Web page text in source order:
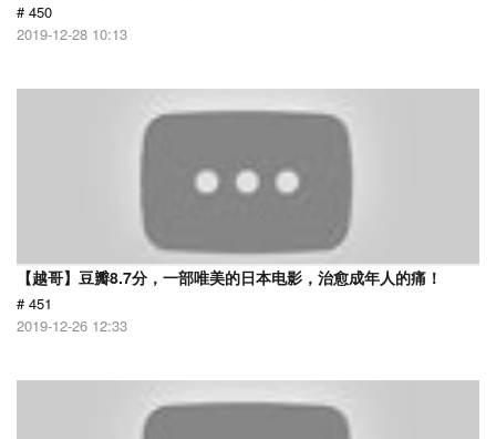
# 450
2019-12-28 10:13
【越哥】豆瓣8.7分，一部唯美的日本电影，治愈成年人的痛！
# 451
2019-12-26 12:33